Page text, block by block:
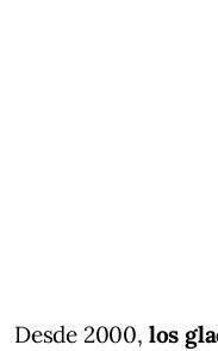
Desde 2000, los